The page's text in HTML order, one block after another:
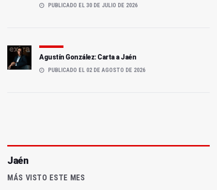
PUBLICADO EL 30 DE JULIO DE 2026
Agustín González: Carta a Jaén
PUBLICADO EL 02 DE AGOSTO DE 2026
Jaén
MÁS VISTO ESTE MES